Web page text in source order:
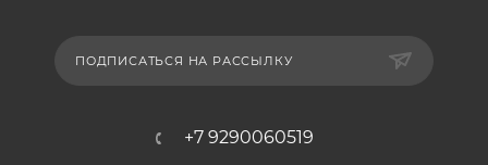
ПОДПИСАТЬСЯ НА РАССЫЛКУ
+7 9290060519